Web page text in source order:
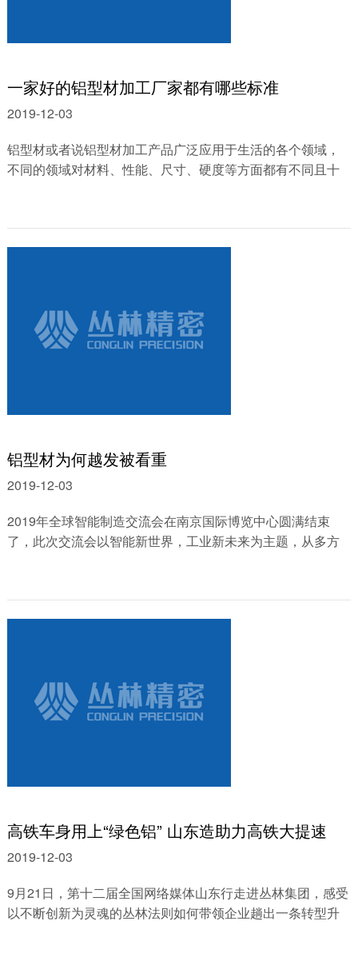
一家好的铝型材加工厂家都有哪些标准
2019-12-03
铝型材或者说铝型材加工产品广泛应用于生活的各个领域，
不同的领域对材料、性能、尺寸、硬度等方面都有不同且十
铝型材为何越发被看重
2019-12-03
2019年全球智能制造交流会在南京国际博览中心圆满结束
了，此次交流会以智能新世界，工业新未来为主题，从多方
高铁车身用上“绿色铝” 山东造助力高铁大提速
2019-12-03
9月21日，第十二届全国网络媒体山东行走进丛林集团，感受
以不断创新为灵魂的丛林法则如何带领企业趟出一条转型升